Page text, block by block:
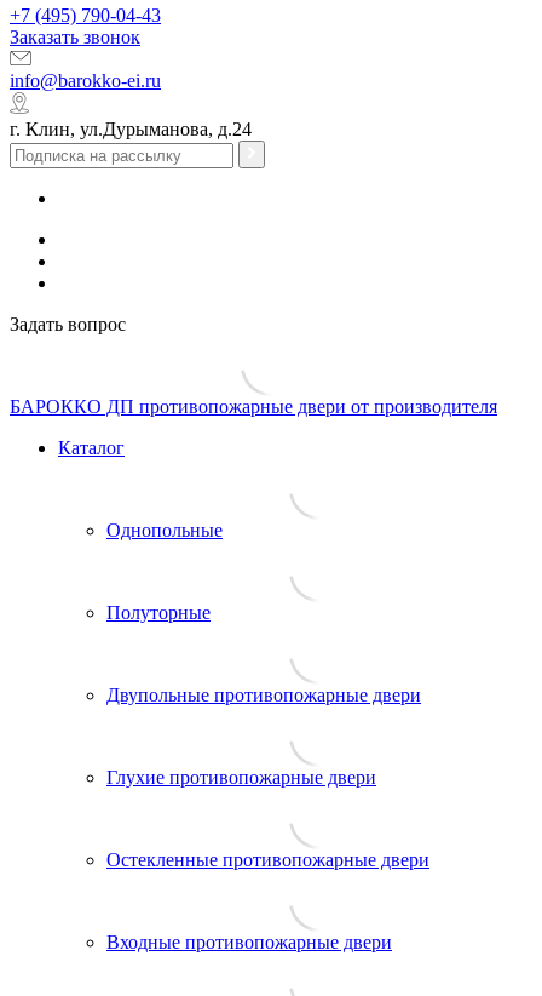
+7 (495) 790-04-43
Заказать звонок
info@barokko-ei.ru
г. Клин, ул.Дурыманова, д.24
Задать вопрос
БАРОККО ДП противопожарные двери от производителя
Каталог
Однопольные
Полуторные
Двупольные противопожарные двери
Глухие противопожарные двери
Остекленные противопожарные двери
Входные противопожарные двери